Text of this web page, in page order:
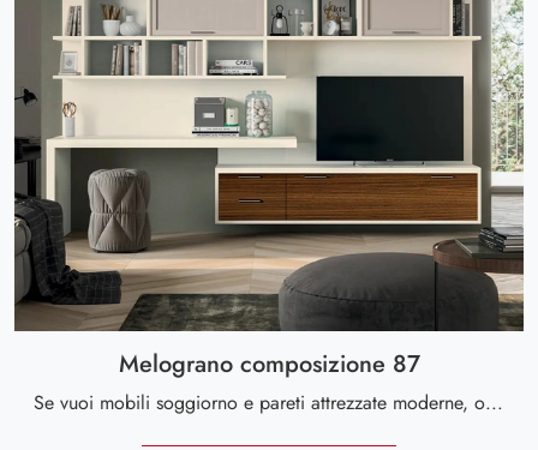
Melograno composizione 87
Se vuoi mobili soggiorno e pareti attrezzate moderne, opta per il modello Melograno composizione 87 di Le Fablier: clicca e ottieni informazioni!